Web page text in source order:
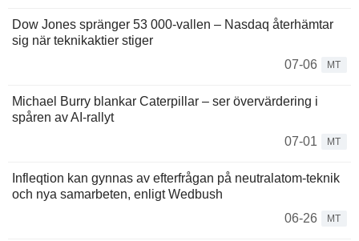
Dow Jones spränger 53 000-vallen – Nasdaq återhämtar
sig när teknikaktier stiger
07-06
MT
Michael Burry blankar Caterpillar – ser övervärdering i
spåren av AI-rallyt
07-01
MT
Infleqtion kan gynnas av efterfrågan på neutralatom-teknik
och nya samarbeten, enligt Wedbush
06-26
MT